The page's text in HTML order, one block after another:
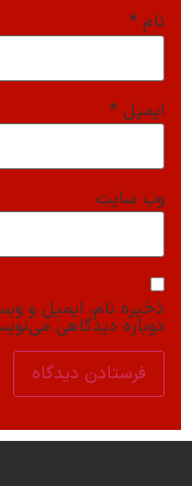
نام *
ایمیل *
وب‌ سایت
ذخیره نام، ایمیل و
دوباره دیدگاهی